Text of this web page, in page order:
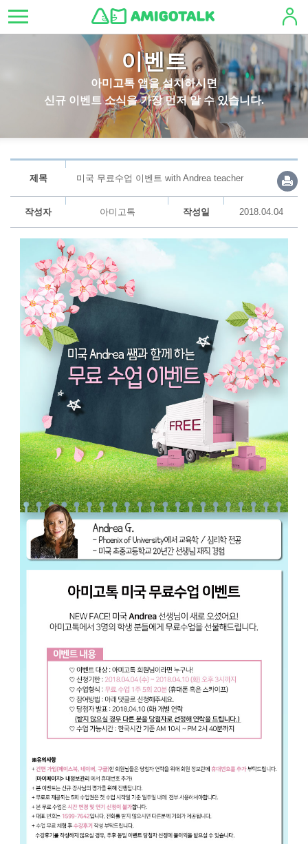
이벤트
아미고톡 앱을 설치하시면
신규 이벤트 소식을 가장 먼저 알 수 있습니다.
제목 미국 무료수업 이벤트 with Andrea teacher
작성자 아미고톡 작성일 2018.04.04